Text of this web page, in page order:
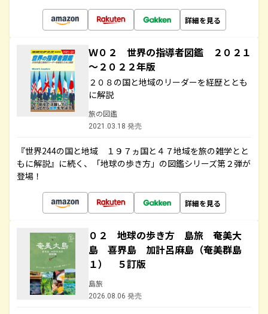
詳細を見る
Ｗ０２ 世界の指導者図鑑 ２０２１
～２０２２年版
２０８の国と地域のリーダーを経歴ととも
に解説
旅の図鑑
2021.03.18 発売
『世界244の国と地域 １９７ヵ国と４７地域を旅の雑学とと
もに解説』に続く、「地球の歩き方」の図鑑シリーズ第２弾が
登場！
詳細を見る
０２ 地球の歩き方 島旅 奄美大
島 喜界島 加計呂麻島（奄美群島
１） ５訂版
島旅
2026.08.06 発売